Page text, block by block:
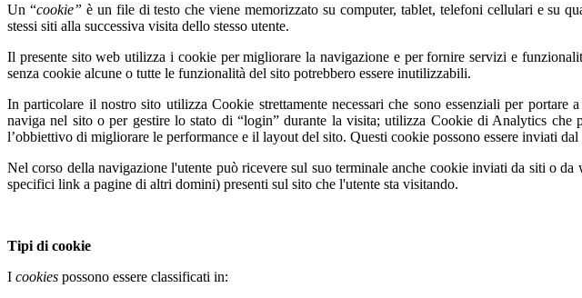
Un “cookie” è un file di testo che viene memorizzato su computer, tablet, telefoni cellulari e su
stessi siti alla successiva visita dello stesso utente.
Il presente sito web utilizza i cookie per migliorare la navigazione e per fornire servizi e
senza cookie alcune o tutte le funzionalità del sito potrebbero essere inutilizzabili.
In particolare il nostro sito utilizza Cookie strettamente necessari che sono essenziali per
naviga nel sito o per gestire lo stato di “login” durante la visita; utilizza Cookie di Analytics
l’obbiettivo di migliorare le performance e il layout del sito. Questi cookie possono essere inviati
Nel corso della navigazione l'utente può ricevere sul suo terminale anche cookie inviati da siti o
specifici link a pagine di altri domini) presenti sul sito che l'utente sta visitando.
Tipi di cookie
I cookies possono essere classificati in: